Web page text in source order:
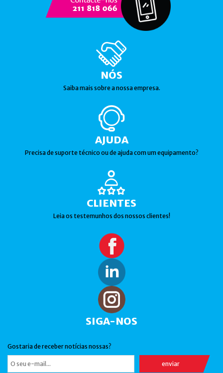
NÓS
Saiba mais sobre a nossa empresa.
AJUDA
Precisa de suporte técnico ou de ajuda com um equipamento?
CLIENTES
Leia os testemunhos dos nossos clientes!
SIGA-NOS
Gostaria de receber notícias nossas?